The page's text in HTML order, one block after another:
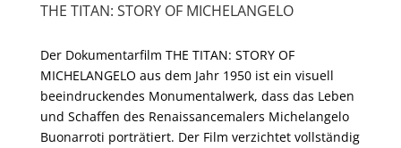
THE TITAN: STORY OF MICHELANGELO
Der Dokumentarfilm THE TITAN: STORY OF
MICHELANGELO aus dem Jahr 1950 ist ein visuell
beeindruckendes Monumentalwerk, dass das Leben
und Schaffen des Renaissancemalers Michelangelo
Buonarroti porträtiert. Der Film verzichtet vollständig